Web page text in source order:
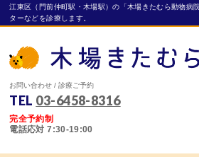
江東区（門前仲町駅・木場駅）の「木場きたむら動物病
ターなどを診療します。
お問い合わせ / 診療ご予約
TEL 03-6458-8316
完全予約制
電話応対 7:30-19:00